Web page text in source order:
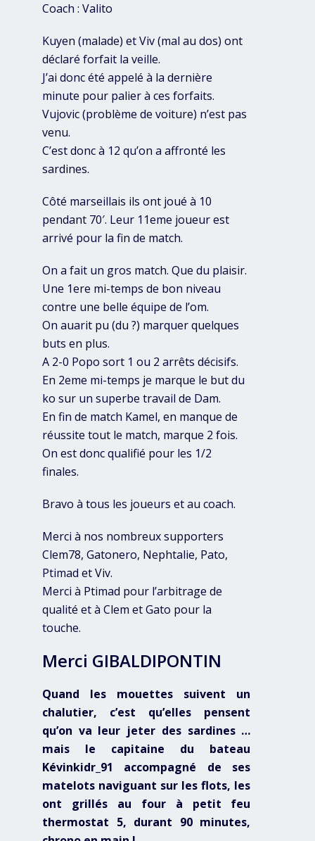
Coach : Valito
Kuyen (malade) et Viv (mal au dos) ont
déclaré forfait la veille.
J’ai donc été appelé à la dernière
minute pour palier à ces forfaits.
Vujovic (problème de voiture) n’est pas
venu.
C’est donc à 12 qu’on a affronté les
sardines.
Côté marseillais ils ont joué à 10
pendant 70′. Leur 11eme joueur est
arrivé pour la fin de match.
On a fait un gros match. Que du plaisir.
Une 1ere mi-temps de bon niveau
contre une belle équipe de l’om.
On auarit pu (du ?) marquer quelques
buts en plus.
A 2-0 Popo sort 1 ou 2 arrêts décisifs.
En 2eme mi-temps je marque le but du
ko sur un superbe travail de Dam.
En fin de match Kamel, en manque de
réussite tout le match, marque 2 fois.
On est donc qualifié pour les 1/2
finales.
Bravo à tous les joueurs et au coach.
Merci à nos nombreux supporters
Clem78, Gatonero, Nephtalie, Pato,
Ptimad et Viv.
Merci à Ptimad pour l’arbitrage de
qualité et à Clem et Gato pour la
touche.
Merci GIBALDIPONTIN
Quand les mouettes suivent un
chalutier, c’est qu’elles pensent
qu’on va leur jeter des sardines …
mais le capitaine du bateau
Kévinkidr_91 accompagné de ses
matelots naviguant sur les flots, les
ont grillés au four à petit feu
thermostat 5, durant 90 minutes,